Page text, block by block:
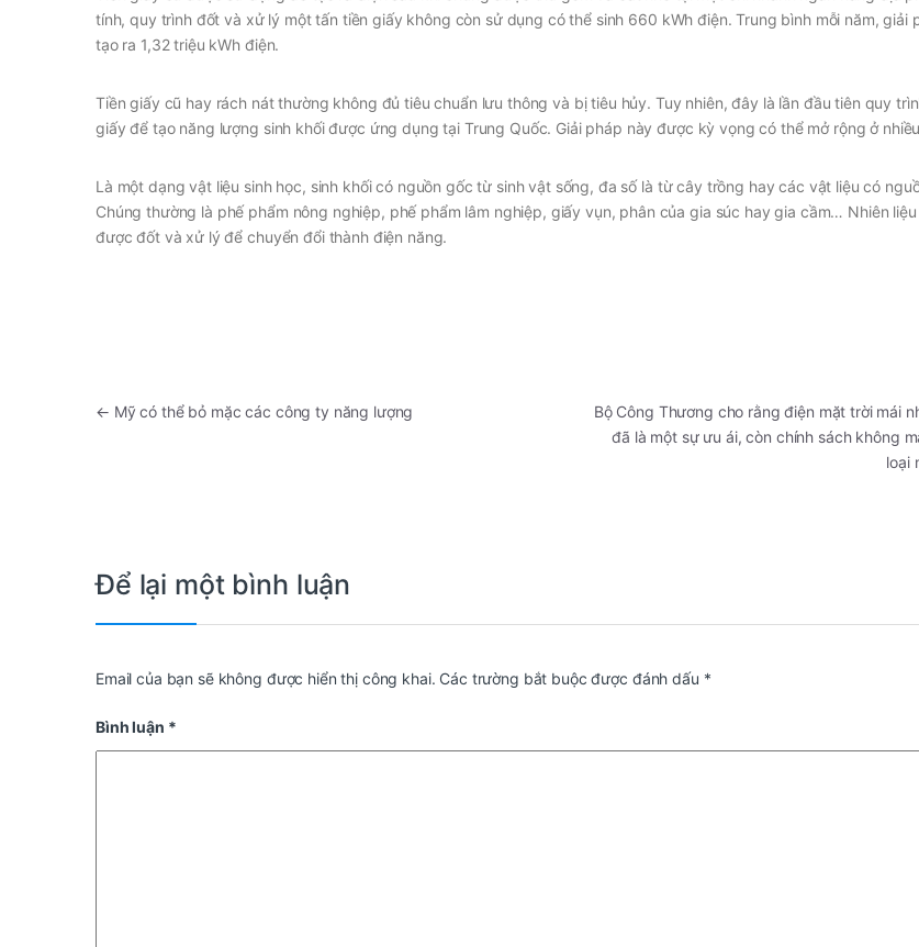
tính, quy trình đốt và xử lý một tấn tiền giấy không còn sử dụng có thể sinh 660 kWh điện. Trung bình mỗi năm, giải
tạo ra 1,32 triệu kWh điện.
Tiền giấy cũ hay rách nát thường không đủ tiêu chuẩn lưu thông và bị tiêu hủy. Tuy nhiên, đây là lần đầu tiên quy
giấy để tạo năng lượng sinh khối được ứng dụng tại Trung Quốc. Giải pháp này được kỳ vọng có thể mở rộng ở
Là một dạng vật liệu sinh học, sinh khối có nguồn gốc từ sinh vật sống, đa số là từ cây trồng hay các vật liệu có
Chúng thường là phế phẩm nông nghiệp, phế phẩm lâm nghiệp, giấy vụn, phân của gia súc hay gia cầm… Nhiên
được đốt và xử lý để chuyển đổi thành điện năng.
← Mỹ có thể bỏ mặc các công ty năng lượng
Bộ Công Thương cho rằng điện mặt trời mái
đã là một sự ưu ái, còn chính sách không
loại
Để lại một bình luận
Email của bạn sẽ không được hiển thị công khai. Các trường bắt buộc được đánh dấu *
Bình luận *